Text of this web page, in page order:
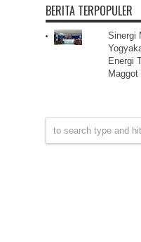
BERITA TERPOPULER
Sinergi
Energi